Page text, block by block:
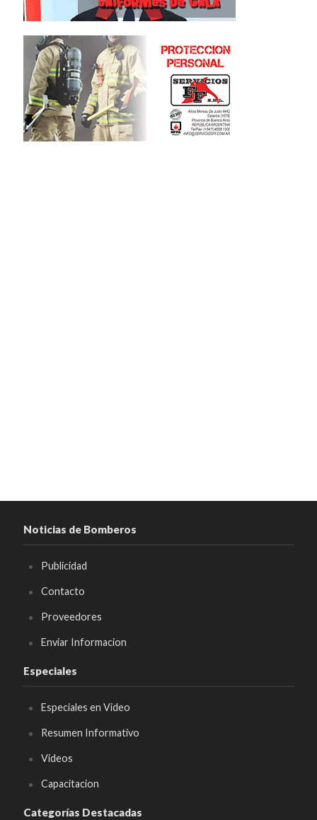
Noticias de Bomberos
Publicidad
Contacto
Proveedores
Enviar Informacion
Especiales
Especiales en Video
Resumen Informativo
Videos
Capacitacion
Categorías Destacadas